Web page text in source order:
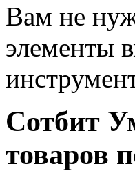
Вам не
элементы
Сотбит
товаров